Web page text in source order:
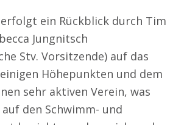
ein Rückblick durch Tim
Jungnitsch
Stv. Vorsitzende) auf das
Höhepunkten und dem
sehr aktiven Verein, was
den Schwimm- und